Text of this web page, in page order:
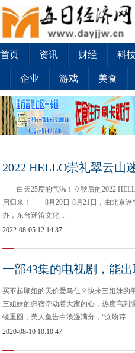
首页 资讯 财经 科
企业 游戏 美食
2022 HELLO崇礼翠云山
白天25度的气温！立秋后的2022
启归来！ 8月20日-8月21日，由北京迷
办，东台迷笛文化...
2022-08-05 12:14:37
一部43集的电视剧，能
买不起顾姐的天价爱马仕？快来三姐妹的
三姐妹的归宿牵动着大家的心，热度高到
镜重圆，美人鱼告白浪漫满分，“众盼芹...
2020-08-10 10:10:47